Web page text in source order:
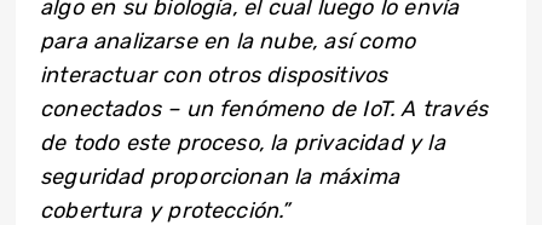
algo en su biología, el cual luego lo envía
para analizarse en la nube, así como
interactuar con otros dispositivos
conectados – un fenómeno de IoT. A través
de todo este proceso, la privacidad y la
seguridad proporcionan la máxima
cobertura y protección.”